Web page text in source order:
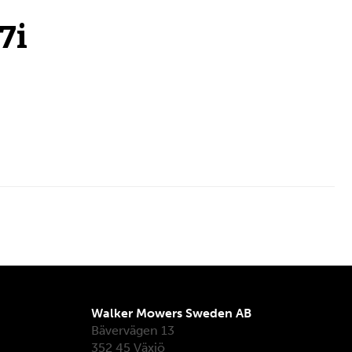
Walker Mowers Sweden AB
Bävervägen 13
352 45 Växjö